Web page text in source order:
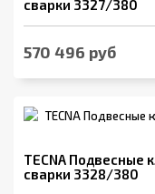
сварки 3327/380
570 496 руб
TECNA Подвесные
сварки 3328/380